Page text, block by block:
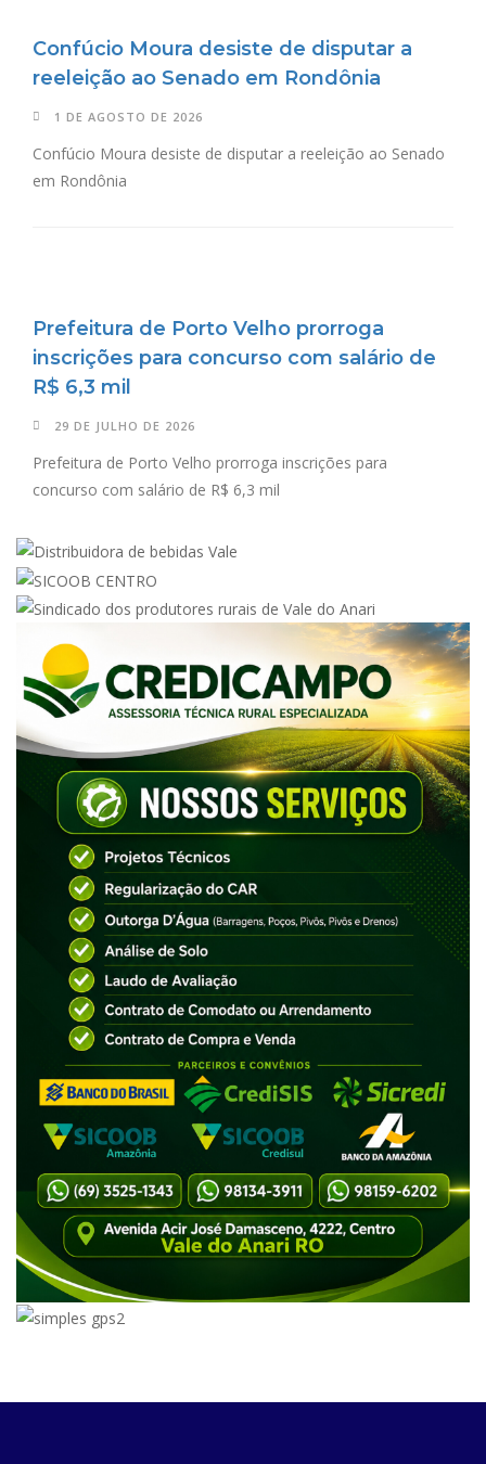
Confúcio Moura desiste de disputar a
reeleição ao Senado em Rondônia
1 DE AGOSTO DE 2026
Confúcio Moura desiste de disputar a reeleição ao Senado
em Rondônia
Prefeitura de Porto Velho prorroga
inscrições para concurso com salário de
R$ 6,3 mil
29 DE JULHO DE 2026
Prefeitura de Porto Velho prorroga inscrições para
concurso com salário de R$ 6,3 mil